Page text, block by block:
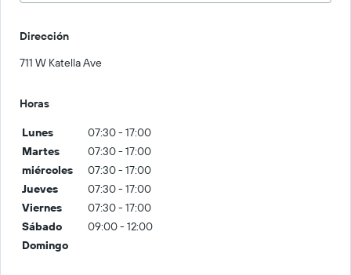
Dirección
711 W Katella Ave
Horas
Lunes
07:30 - 17:00
Martes
07:30 - 17:00
miércoles
07:30 - 17:00
Jueves
07:30 - 17:00
Viernes
07:30 - 17:00
Sábado
09:00 - 12:00
Domingo